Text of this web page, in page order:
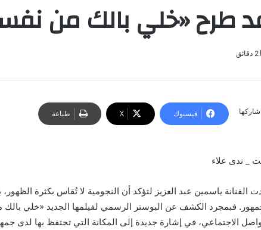
طرح «خلي بالك من
2 دقائق
شاركها فيسبوك ‫X طباعة
_ ندى علاء
الفنانة ياسمين عبد العزيز لتؤكد أن النجومية لا تُقاس بكثرة
فبمجرد الكشف عن البوستر الرسمي لفيلمها الجديد «خلي
الاجتماعي، في إشارة جديدة إلى المكانة التي تحتفظ بها لدى